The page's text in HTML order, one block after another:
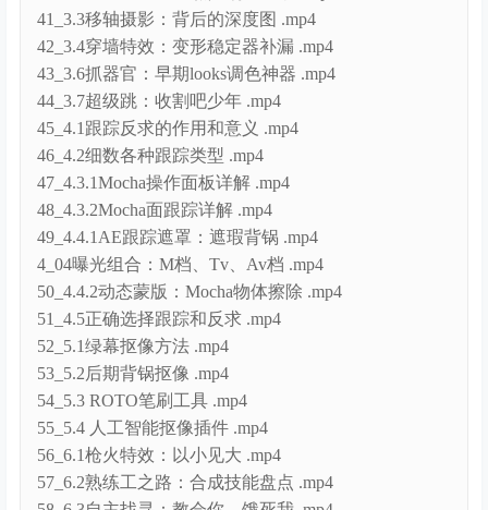
42_3.4穿墙特效：变形稳定器补漏 .mp4
43_3.6抓器官：早期looks调色神器 .mp4
44_3.7超级跳：收割吧少年 .mp4
45_4.1跟踪反求的作用和意义 .mp4
46_4.2细数各种跟踪类型 .mp4
47_4.3.1Mocha操作面板详解 .mp4
48_4.3.2Mocha面跟踪详解 .mp4
49_4.4.1AE跟踪遮罩：遮瑕背锅 .mp4
4_04曝光组合：M档、Tv、Av档 .mp4
50_4.4.2动态蒙版：Mocha物体擦除 .mp4
51_4.5正确选择跟踪和反求 .mp4
52_5.1绿幕抠像方法 .mp4
53_5.2后期背锅抠像 .mp4
54_5.3 ROTO笔刷工具 .mp4
55_5.4 人工智能抠像插件 .mp4
56_6.1枪火特效：以小见大 .mp4
57_6.2熟练工之路：合成技能盘点 .mp4
58_6.3自主找寻：教会你，饿死我 .mp4
59_7.1表达式：记这几个就行 .mp4